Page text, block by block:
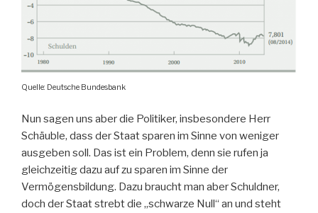
Quelle: Deutsche Bundesbank
Nun sagen uns aber die Politiker, insbesondere Herr
Schäuble, dass der Staat sparen im Sinne von weniger
ausgeben soll. Das ist ein Problem, denn sie rufen ja
gleichzeitig dazu auf zu sparen im Sinne der
Vermögensbildung. Dazu braucht man aber Schuldner,
doch der Staat strebt die „schwarze Null“ an und steht